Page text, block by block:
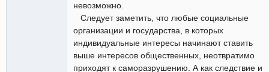
невозможно.
Следует заметить, что любые социальные
организации и государства, в которых
индивидуальные интересы начинают ставить
выше интересов общественных, неотвратимо
приходят к саморазрушению. А как следствие и